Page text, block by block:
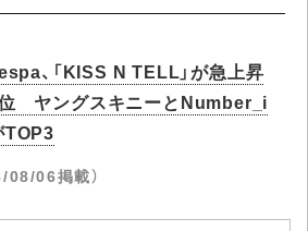
、「KISS N TELL」が急上昇
ヤングスキニーとNumber_i
TOP3
08/06掲載）